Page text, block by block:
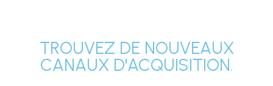
TROUVEZ DE NOUVEAUX
CANAUX D'ACQUISITION.